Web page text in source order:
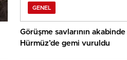
GENEL
Görüşme savlarının akabinde
Hürmüz’de gemi vuruldu